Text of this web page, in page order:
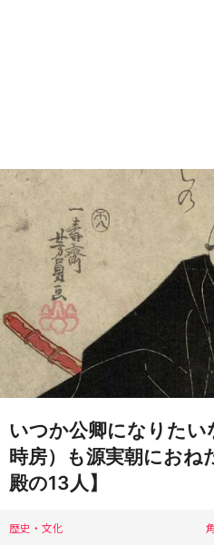
いつか公卿になりたい
時房）も源実朝におね
殿の13人】
歴史・文化